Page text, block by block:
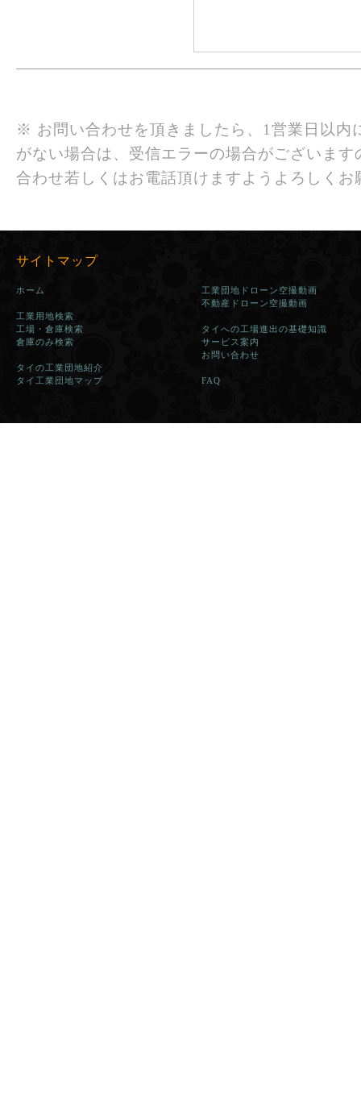
※ お問い合わせを頂きましたら、1営業日以内
がない場合は、受信エラーの場合がございま
合わせ若しくはお電話頂けますようよろしくお
サイトマップ
ホーム
工業用地検索
工場・倉庫検索
倉庫のみ検索
タイの工業団地紹介
タイ工業団地マップ
工業団地ドローン空撮動画
不動産ドローン空撮動画
タイへの工場進出の基礎知識
サービス案内
お問い合わせ
FAQ